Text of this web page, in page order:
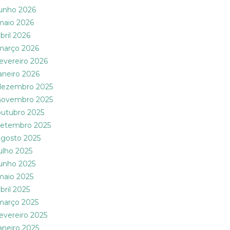
2026
2026
2026
2026
2026
2026
2025
2025
2025
2025
2025
2025
2025
2025
2025
2025
2025
2025